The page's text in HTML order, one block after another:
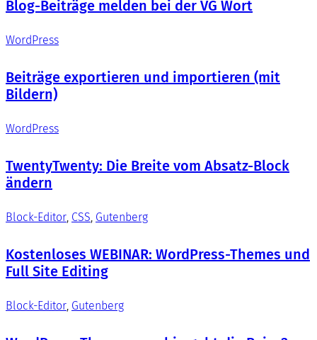
Blog-Beiträge melden bei der VG Wort
WordPress
Beiträge exportieren und importieren (mit
Bildern)
WordPress
TwentyTwenty: Die Breite vom Absatz-Block
ändern
Block-Editor CSS Gutenberg
Kostenloses WEBINAR: WordPress-Themes und
Full Site Editing
Block-Editor Gutenberg